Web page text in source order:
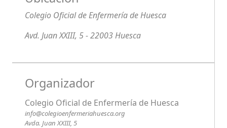
Colegio Oficial de Enfermería de Huesca
Avd. Juan XXIII, 5 - 22003 Huesca
Organizador
Colegio Oficial de Enfermería de Huesca
info@colegioenfermeriahuesca.org
Avda. Juan XXIII, 5